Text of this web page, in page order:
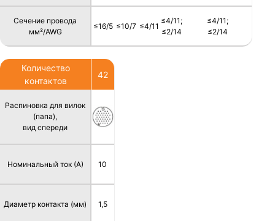
Сечение провода
мм²/AWG
≤16/5 ≤10/7 ≤4/11
≤4/11;
≤2/14
≤4/11;
≤2/14
Количество
контактов
Распиновка для вилок
(папа),
вид спереди
Номинальный ток (А)
Диаметр контакта (мм)
42
10
1,5